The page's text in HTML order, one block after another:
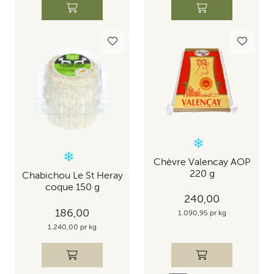
Chabichou Le St Heray
coque 150 g
186,00
1.240,00 pr kg
Chèvre Valencay AOP
220 g
240,00
1.090,95 pr kg